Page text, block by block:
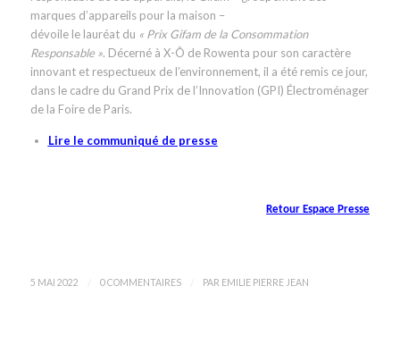
marques d’appareils pour la maison –
dévoile le lauréat du « Prix Gifam de la Consommation
Responsable ». Décerné à X-Ô de Rowenta pour son caractère
innovant et respectueux de l’environnement, il a été remis ce jour,
dans le cadre du Grand Prix de l’Innovation (GPI) Électroménager
de la Foire de Paris.
Lire le communiqué de presse
Retour Espace Presse
5 MAI 2022 0 COMMENTAIRES PAR EMILIE PIERRE JEAN